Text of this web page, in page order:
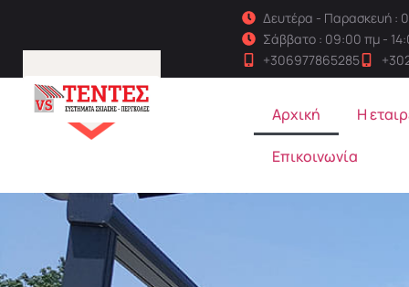
Δευτέρα - Παρασκευή :
Σάββατο : 09:00 πμ -
+306977865285
Αρχική Η
Επικοινωνία